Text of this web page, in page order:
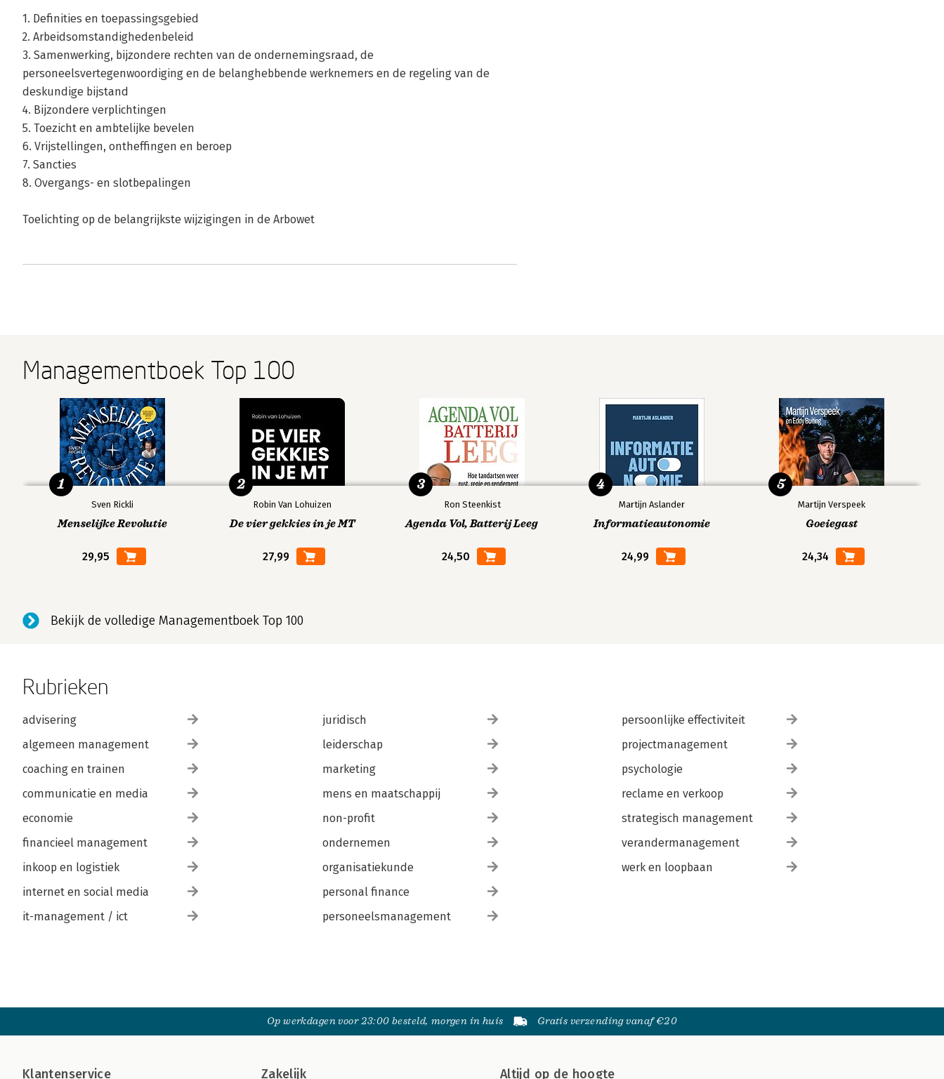
1. Definities en toepassingsgebied
2. Arbeidsomstandighedenbeleid
3. Samenwerking, bijzondere rechten van de ondernemingsraad, de
personeelsvertegenwoordiging en de belanghebbende werknemers en de regeling van de
deskundige bijstand
4. Bijzondere verplichtingen
5. Toezicht en ambtelijke bevelen
6. Vrijstellingen, ontheffingen en beroep
7. Sancties
8. Overgangs- en slotbepalingen
Toelichting op de belangrijkste wijzigingen in de Arbowet
Managementboek Top 100
Sven Rickli
Menselijke Revolutie
29,95
1
Robin Van Lohuizen
De vier gekkies in je MT
27,99
2
Ron Steenkist
Agenda Vol, Batterij Leeg
24,50
3
Martijn Aslander
Informatieautonomie
24,99
4
Martijn Verspeek
Goeiegast
24,34
5
Bekijk de volledige Managementboek Top 100
Rubrieken
advisering
algemeen management
coaching en trainen
communicatie en media
economie
financieel management
inkoop en logistiek
internet en social media
it-management / ict
juridisch
leiderschap
marketing
mens en maatschappij
non-profit
ondernemen
organisatiekunde
personal finance
personeelsmanagement
persoonlijke effectiviteit
projectmanagement
psychologie
reclame en verkoop
strategisch management
verandermanagement
werk en loopbaan
Op werkdagen voor 23:00 besteld, morgen in huis Gratis verzending vanaf €20
Klantenservice Zakelijk Altijd op de hoogte